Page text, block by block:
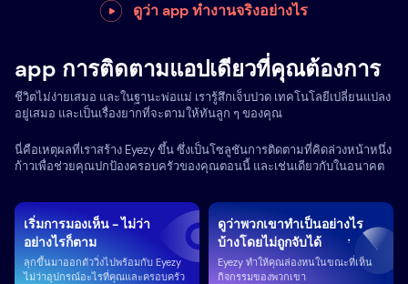
ดูว่า app ทำงานจริงอย่างไร
app การติดตามแอปเดียวที่คุณต้องการ
ชีวิตไม่ง่ายเสมอ และในฐานะพ่อแม่ เรารู้สึกเจ็บปวด เทคโนโลยีเปลี่ยนแปลง
อยู่เสมอ และเป็นเรื่องยากที่จะตามให้ทันลูก ๆ ของคุณ
นี่คือเหตุผลที่เราสร้าง Eyezy ขึ้น ซึ่งเป็นโซลูชันการติดตามที่คิดล่วงหน้าหนึ่ง
ก้าวเพื่อช่วยคุณปกป้องครอบครัวของคุณตอนนี้ และเช่นเดียวกับในอนาคต
เริ่มการมองเห็น - ไม่ว่า
อย่างไรก็ตาม
ลุกขึ้นมาออกตัววิ่งไปพร้อมกับ Eyezy
ไม่ว่าอุปกรณ์อะไรที่คุณและครอบครัว
ดูว่าพวกเขาทำเป็นอย่างไร
บ้างโดยไม่ถูกจับได้
Eyezy ทำให้คุณล่องหนในขณะที่เห็น
กิจกรรมของพวกเขา